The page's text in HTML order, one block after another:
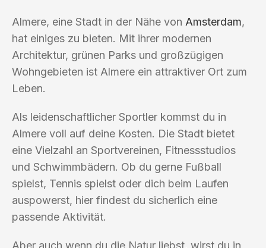
Almere, eine Stadt in der Nähe von Amsterdam,
hat einiges zu bieten. Mit ihrer modernen
Architektur, grünen Parks und großzügigen
Wohngebieten ist Almere ein attraktiver Ort zum
Leben.
Als leidenschaftlicher Sportler kommst du in
Almere voll auf deine Kosten. Die Stadt bietet
eine Vielzahl an Sportvereinen, Fitnessstudios
und Schwimmbädern. Ob du gerne Fußball
spielst, Tennis spielst oder dich beim Laufen
auspowerst, hier findest du sicherlich eine
passende Aktivität.
Aber auch wenn du die Natur liebst, wirst du in